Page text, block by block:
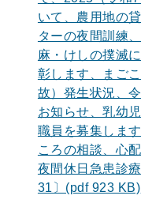
いて、農用地の
ターの夜間訓練
麻・けしの撲滅
彰します、まご
故）発生状況、
お知らせ、乳幼
職員を募集しま
ころの相談、心
夜間休日急患診
31〕(pdf 923 KB)